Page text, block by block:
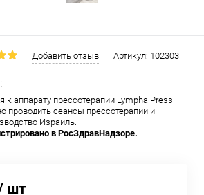
Добавить отзыв Артикул: 102303
к аппарату прессотерапии Lympha Press
проводить сеансы прессотерапии и
Израиль.
в РосЗдравНадзоре.
шт